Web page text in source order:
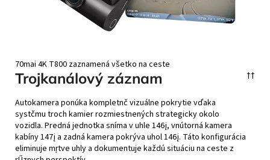
70mai 4K T800 zaznamená všetko na ceste
Trojkanálový záznam
Autokamera ponúka kompletnč vizuálne pokrytie vďaka
systčmu troch kamier rozmiestnených strategicky okolo
vozidla. Predná jednotka sníma v uhle 146į, vnútorná kamera
kabíny 147į a zadná kamera pokrýva uhol 146į. Táto konfigurácia
eliminuje mŗtve uhly a dokumentuje každú situáciu na ceste z
††